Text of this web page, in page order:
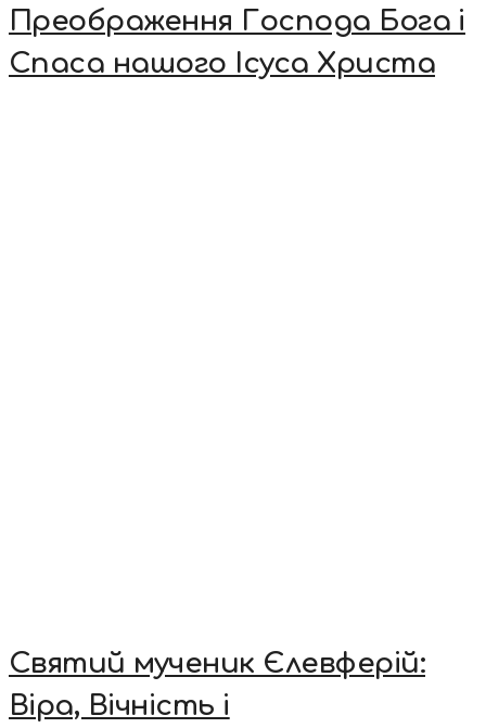
Преображення Господа Бога і
Спаса нашого Ісуса Христа
Святий мученик Єлевферій:
Віра, Вічність і